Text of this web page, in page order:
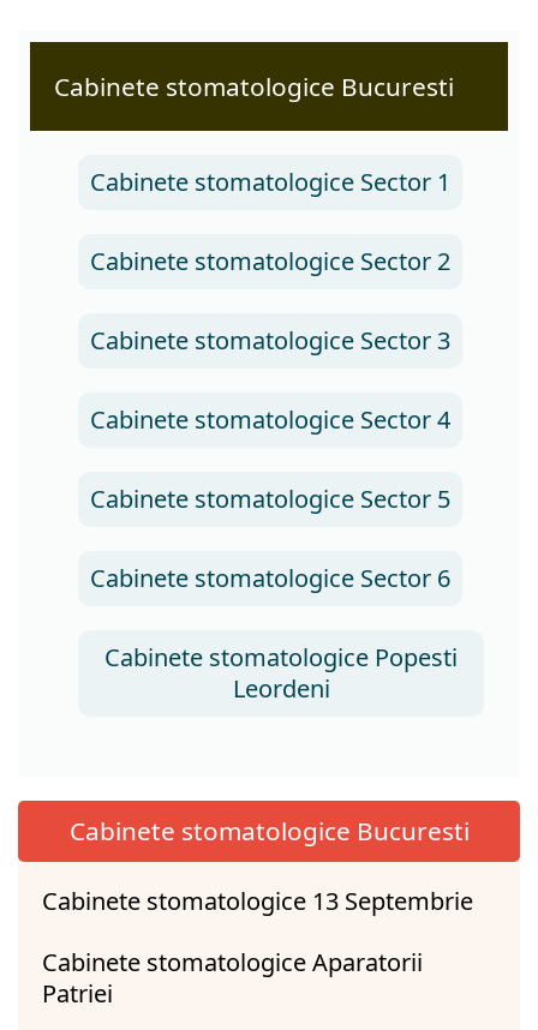
Cabinete stomatologice Bucuresti
Cabinete stomatologice Sector 1
Cabinete stomatologice Sector 2
Cabinete stomatologice Sector 3
Cabinete stomatologice Sector 4
Cabinete stomatologice Sector 5
Cabinete stomatologice Sector 6
Cabinete stomatologice Popesti
Leordeni
Cabinete stomatologice Bucuresti
Cabinete stomatologice 13 Septembrie
Cabinete stomatologice Aparatorii
Patriei